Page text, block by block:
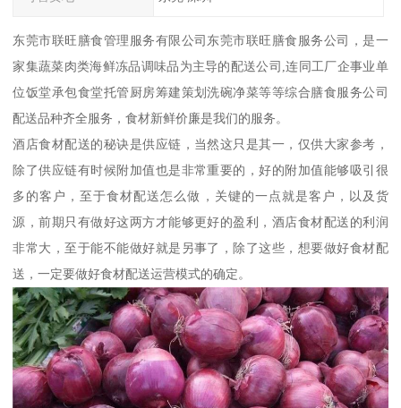
东莞市联旺膳食管理服务有限公司东莞市联旺膳食服务公司，是一
家集蔬菜肉类海鲜冻品调味品为主导的配送公司,连同工厂企事业单
位饭堂承包食堂托管厨房筹建策划洗碗净菜等等综合膳食服务公司
配送品种齐全服务，食材新鲜价廉是我们的服务。
酒店食材配送的秘诀是供应链，当然这只是其一，仅供大家参考，
除了供应链有时候附加值也是非常重要的，好的附加值能够吸引很
多的客户，至于食材配送怎么做，关键的一点就是客户，以及货
源，前期只有做好这两方才能够更好的盈利，酒店食材配送的利润
非常大，至于能不能做好就是另事了，除了这些，想要做好食材配
送，一定要做好食材配送运营模式的确定。